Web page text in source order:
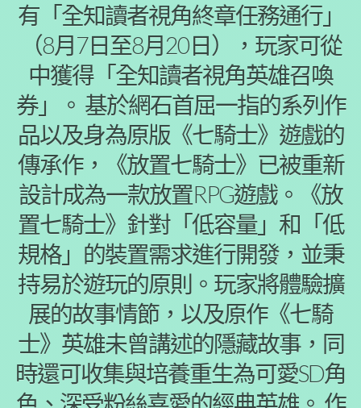
有「全知讀者視角終章任務通行」
（8月7日至8月20日），玩家可從
中獲得「全知讀者視角英雄召喚
券」。 基於網石首屈一指的系列作
品以及身為原版《七騎士》遊戲的
傳承作，《放置七騎士》已被重新
設計成為一款放置RPG遊戲。《放
置七騎士》針對「低容量」和「低
規格」的裝置需求進行開發，並秉
持易於遊玩的原則。玩家將體驗擴
展的故事情節，以及原作《七騎
士》英雄未曾講述的隱藏故事，同
時還可收集與培養重生為可愛SD角